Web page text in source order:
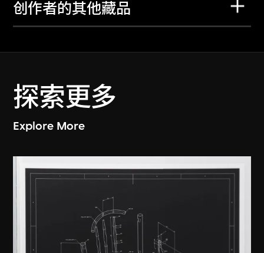
创作者的其他藏品
探索更多
Explore More